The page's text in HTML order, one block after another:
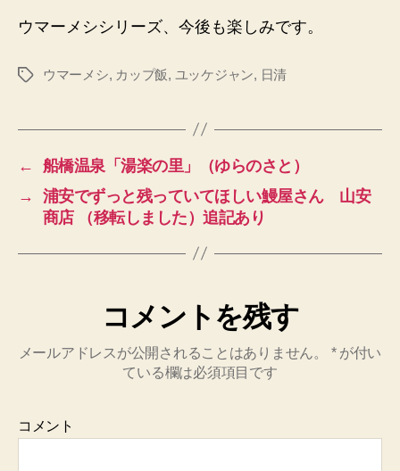
ウマーメシシリーズ、今後も楽しみです。
タ
ウマーメシ, カップ飯, ユッケジャン, 日清
←
船橋温泉「湯楽の里」（ゆらのさと）
→
浦安でずっと残っていてほしい鰻屋さん 山安
商店 （移転しました）追記あり
コメントを残す
メールアドレスが公開されることはありません。 *が付い
ている欄は必須項目です
コメント